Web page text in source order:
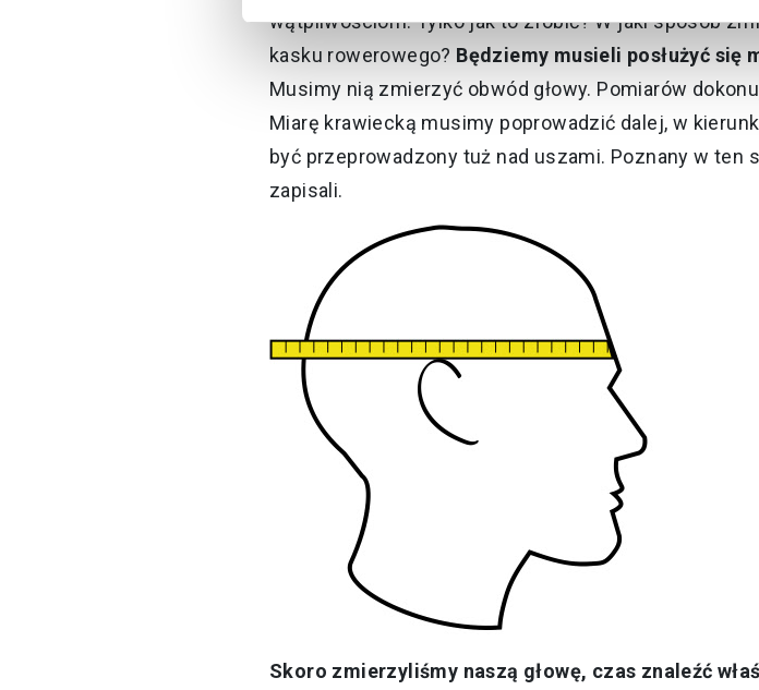
wątpliwościom. Tylko jak to zrobić? W jaki sposób
kasku rowerowego? Będziemy musieli posłużyć
Musimy nią zmierzyć obwód głowy. Pomiarów
Miarę krawiecką musimy poprowadzić dalej, w
być przeprowadzony tuż nad uszami. Poznany w ten
zapisali.
Skoro zmierzyliśmy naszą głowę, czas znaleźć